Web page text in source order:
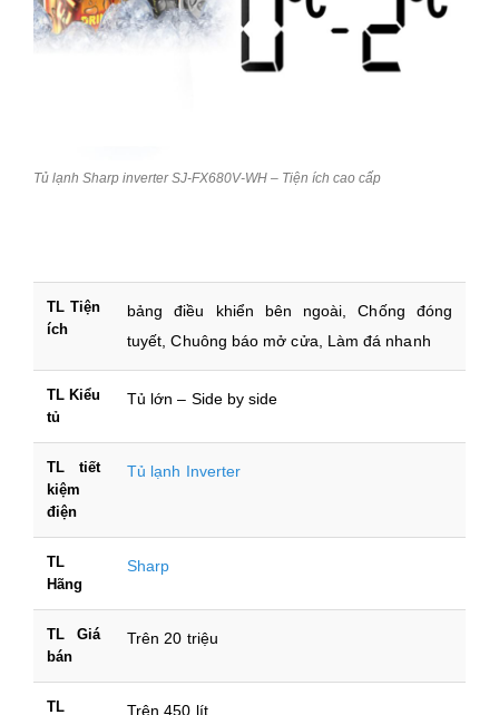
Tủ lạnh Sharp inverter SJ-FX680V-WH – Tiện ích cao cấp
TL Tiện
ích
bảng điều khiển bên ngoài, Chống đóng
tuyết, Chuông báo mở cửa, Làm đá nhanh
TL Kiểu
tủ
Tủ lớn – Side by side
TL tiết
kiệm
điện
Tủ lạnh Inverter
TL
Hãng
Sharp
TL Giá
bán
Trên 20 triệu
TL
Trên 450 lít